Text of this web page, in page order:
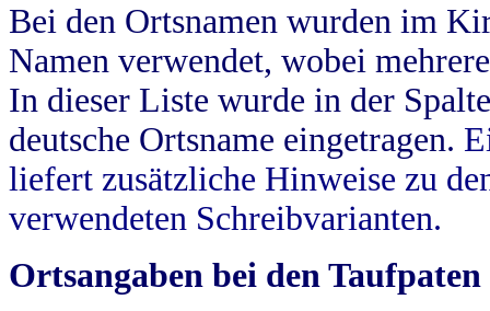
Bei den Ortsnamen wurden im
Namen verwendet, wobei
In dieser Liste wurde in der
deutsche Ortsname eingetragen.
liefert zusätzliche Hinweise zu
verwendeten Schreibvarianten.
Ortsangaben bei den Taufpaten